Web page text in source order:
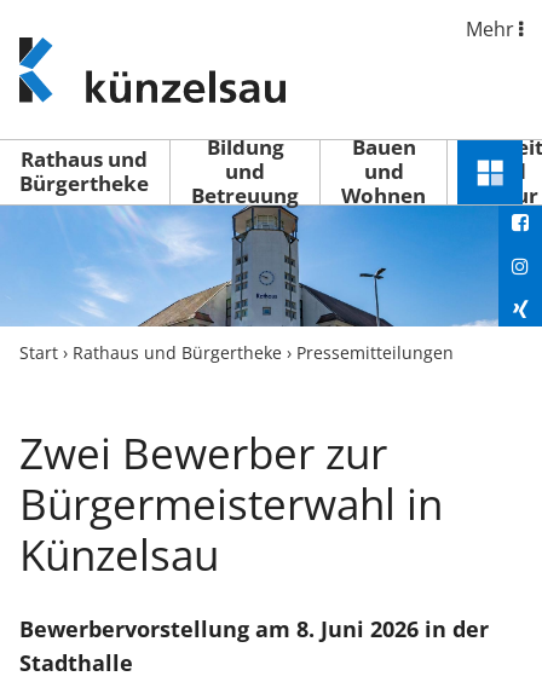
www.kuenzelsau.de
(zur
Startseite)
Mehr
Rathaus und
Bürgertheke
Bildung
und
Betreuung
Bauen
und
Wohnen
Freizeit
und
Kultur
Menü
Start › Rathaus und Bürgertheke › Pressemitteilungen
Zwei Bewerber zur
Bürgermeisterwahl in
Künzelsau
Bewerbervorstellung am 8. Juni 2026 in der
Stadthalle